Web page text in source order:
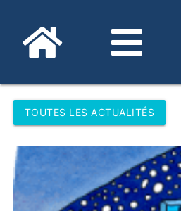
TOUTES LES ACTUALITÉS